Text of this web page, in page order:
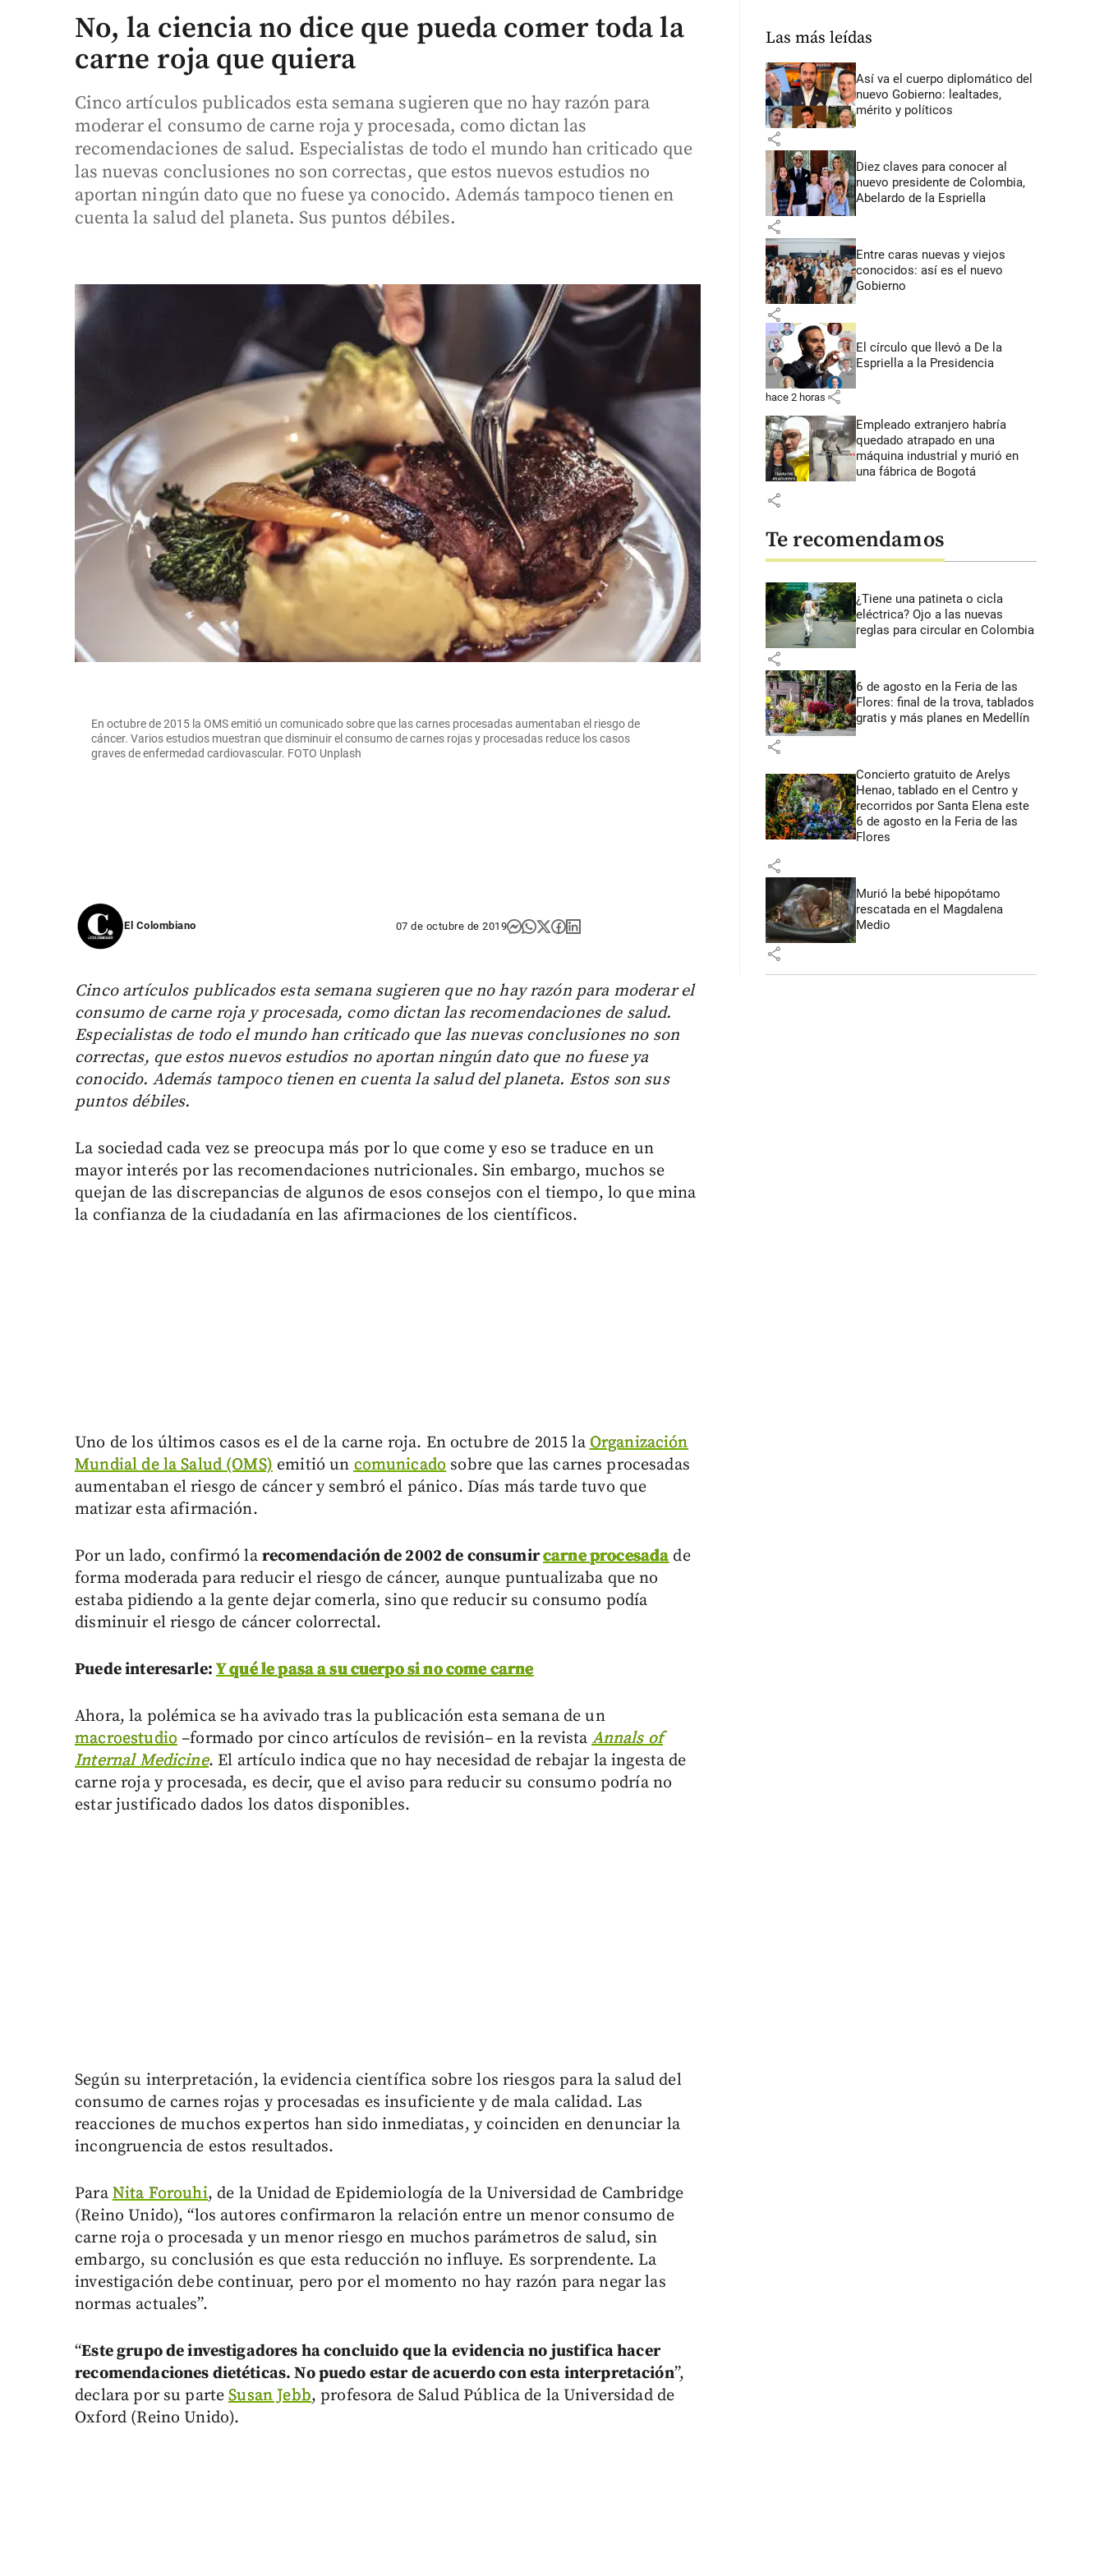
No, la ciencia no dice que pueda comer toda la
carne roja que quiera
Cinco artículos publicados esta semana sugieren que no hay razón para
moderar el consumo de carne roja y procesada, como dictan las
recomendaciones de salud. Especialistas de todo el mundo han criticado que
las nuevas conclusiones no son correctas, que estos nuevos estudios no
aportan ningún dato que no fuese ya conocido. Además tampoco tienen en
cuenta la salud del planeta. Sus puntos débiles.
En octubre de 2015 la OMS emitió un comunicado sobre que las carnes procesadas aumentaban el riesgo de
cáncer. Varios estudios muestran que disminuir el consumo de carnes rojas y procesadas reduce los casos
graves de enfermedad cardiovascular. FOTO Unplash
El Colombiano 07 de octubre de 2019
Cinco artículos publicados esta semana sugieren que no hay razón para moderar el
consumo de carne roja y procesada, como dictan las recomendaciones de salud.
Especialistas de todo el mundo han criticado que las nuevas conclusiones no son
correctas, que estos nuevos estudios no aportan ningún dato que no fuese ya
conocido. Además tampoco tienen en cuenta la salud del planeta. Estos son sus
puntos débiles.
La sociedad cada vez se preocupa más por lo que come y eso se traduce en un
mayor interés por las recomendaciones nutricionales. Sin embargo, muchos se
quejan de las discrepancias de algunos de esos consejos con el tiempo, lo que mina
la confianza de la ciudadanía en las afirmaciones de los científicos.
Uno de los últimos casos es el de la carne roja. En octubre de 2015 laOrganización
Mundial de la Salud (OMS)emitió uncomunicadosobre que las carnes procesadas
aumentaban el riesgo de cáncer y sembró el pánico. Días más tarde tuvo que
matizar esta afirmación.
Por un lado, confirmó la recomendación de 2002 de consumircarne procesadade
forma moderada para reducir el riesgo de cáncer, aunque puntualizaba que no
estaba pidiendo a la gente dejar comerla, sino que reducir su consumo podía
disminuir el riesgo de cáncer colorrectal.
Puede interesarle:Y qué le pasa a su cuerpo si no come carne
Ahora, la polémica se ha avivado tras la publicación esta semana de un
macroestudio –formado por cinco artículos de revisión– en la revistaAnnals of
Internal Medicine. El artículo indica que no hay necesidad de rebajar la ingesta de
carne roja y procesada, es decir, que el aviso para reducir su consumo podría no
estar justificado dados los datos disponibles.
Según su interpretación, la evidencia científica sobre los riesgos para la salud del
consumo de carnes rojas y procesadas es insuficiente y de mala calidad. Las
reacciones de muchos expertos han sido inmediatas, y coinciden en denunciar la
incongruencia de estos resultados.
ParaNita Forouhi, de la Unidad de Epidemiología de la Universidad de Cambridge
(Reino Unido), “los autores confirmaron la relación entre un menor consumo de
carne roja o procesada y un menor riesgo en muchos parámetros de salud, sin
embargo, su conclusión es que esta reducción no influye. Es sorprendente. La
investigación debe continuar, pero por el momento no hay razón para negar las
normas actuales”.
“Este grupo de investigadores ha concluido que la evidencia no justifica hacer
recomendaciones dietéticas. No puedo estar de acuerdo con esta interpretación”,
declara por su parteSusan Jebb, profesora de Salud Pública de la Universidad de
Oxford (Reino Unido).
Las más leídas
Así va el cuerpo diplomático del
nuevo Gobierno: lealtades,
mérito y políticos
share
Diez claves para conocer al
nuevo presidente de Colombia,
Abelardo de la Espriella
share
Entre caras nuevas y viejos
conocidos: así es el nuevo
Gobierno
share
El círculo que llevó a De la
Espriella a la Presidencia
hace 2 horas share
Empleado extranjero habría
quedado atrapado en una
máquina industrial y murió en
una fábrica de Bogotá
share
Te recomendamos
¿Tiene una patineta o cicla
eléctrica? Ojo a las nuevas
reglas para circular en Colombia
share
6 de agosto en la Feria de las
Flores: final de la trova, tablados
gratis y más planes en Medellín
share
Concierto gratuito de Arelys
Henao, tablado en el Centro y
recorridos por Santa Elena este
6 de agosto en la Feria de las
Flores
share
Murió la bebé hipopótamo
rescatada en el Magdalena
Medio
share